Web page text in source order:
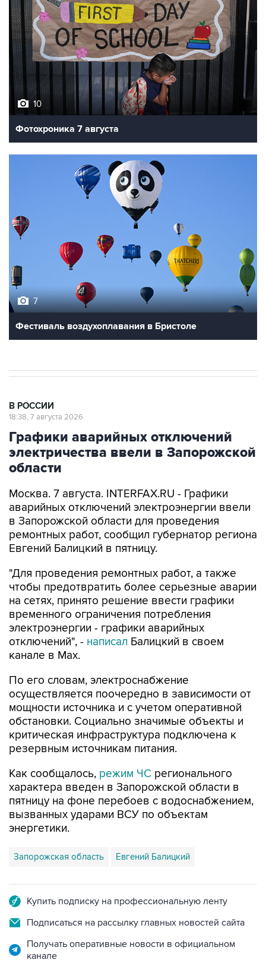
10
Фотохроника 7 августа
7
Фестиваль воздухоплавания в Бристоле
В РОССИИ
18:38, 7 августа 2026
Графики аварийных отключений
электричества ввели в Запорожской
области
Москва. 7 августа. INTERFAX.RU - Графики
аварийных отключений электроэнергии ввели
в Запорожской области для проведения
ремонтных работ, сообщил губернатор региона
Евгений Балицкий в пятницу.
"Для проведения ремонтных работ, а также
чтобы предотвратить более серьезные аварии
на сетях, принято решение ввести графики
временного ограничения потребления
электроэнергии - графики аварийных
отключений", - написал Балицкий в своем
канале в Max.
По его словам, электроснабжение
осуществляется поочередно в зависимости от
мощности источника и с учетом оперативной
обстановки. Социально значимые объекты и
критическая инфраструктура подключена к
резервным источникам питания.
Как сообщалось, режим ЧС регионального
характера введен в Запорожской области в
пятницу на фоне перебоев с водоснабжением,
вызванных ударами ВСУ по объектам
энергетики.
Запорожская область Евгений Балицкий
Купить подписку на профессиональную ленту
Подписаться на рассылку главных новостей сайта
Получать оперативные новости в официальном
канале